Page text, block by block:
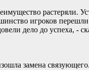
растеряли.
игроков
дело до успеха, -
замена